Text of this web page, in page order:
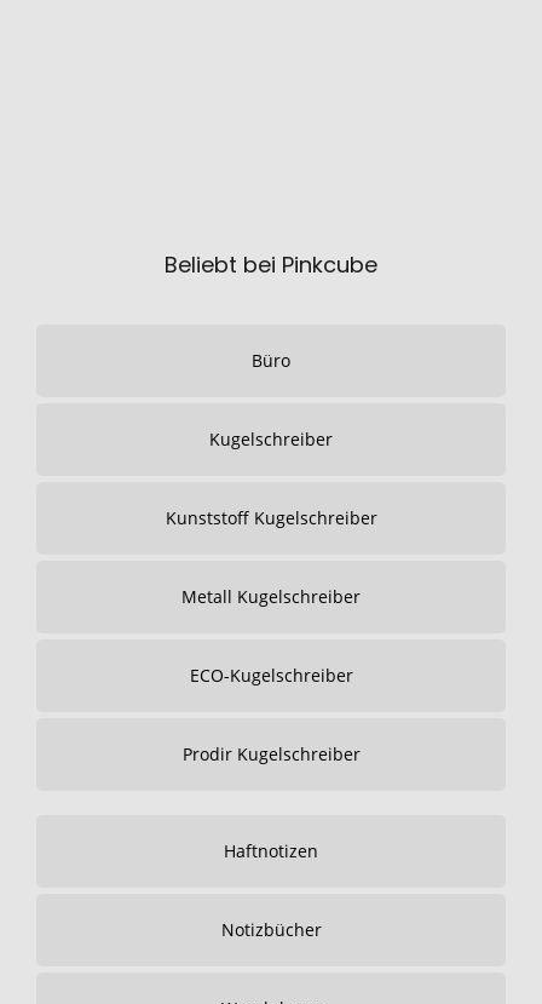
Beliebt bei Pinkcube
Büro
Kugelschreiber
Kunststoff Kugelschreiber
Metall Kugelschreiber
ECO-Kugelschreiber
Prodir Kugelschreiber
Haftnotizen
Notizbücher